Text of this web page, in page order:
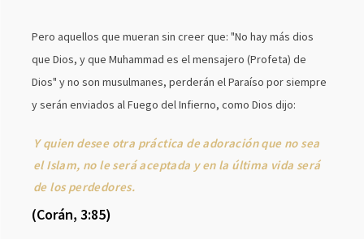
Pero aquellos que mueran sin creer que: "No hay más dios
que Dios, y que Muhammad es el mensajero (Profeta) de
Dios" y no son musulmanes, perderán el Paraíso por siempre
y serán enviados al Fuego del Infierno, como Dios dijo:
Y quien desee otra práctica de adoración que no sea
el Islam, no le será aceptada y en la última vida será
de los perdedores.
(Corán, 3:85)